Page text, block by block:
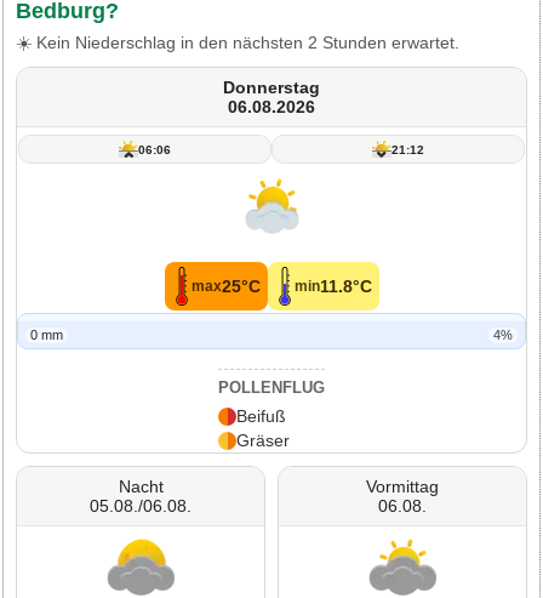
Bedburg?
☀️ Kein Niederschlag in den nächsten 2 Stunden erwartet.
Donnerstag
06.08.2026
06:06 21:12
max25°C min11.8°C
0 mm 4%
POLLENFLUG
Beifuß
Gräser
Nacht
05.08./06.08.
Vormittag
06.08.